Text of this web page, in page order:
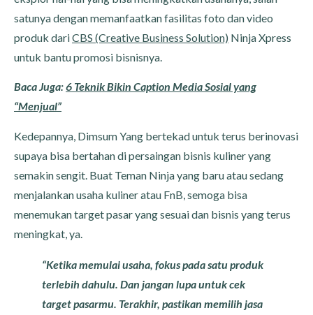
satunya dengan memanfaatkan fasilitas foto dan video
produk dariCBS (Creative Business Solution) Ninja Xpress
untuk bantu promosi bisnisnya.
Baca Juga:6 Teknik Bikin Caption Media Sosial yang
“Menjual”
Kedepannya, Dimsum Yang bertekad untuk terus berinovasi
supaya bisa bertahan di persaingan bisnis kuliner yang
semakin sengit. Buat Teman Ninja yang baru atau sedang
menjalankan usaha kuliner atau FnB, semoga bisa
menemukan target pasar yang sesuai dan bisnis yang terus
meningkat, ya.
“Ketika memulai usaha, fokus pada satu produk
terlebih dahulu. Dan jangan lupa untuk cek
target pasarmu. Terakhir, pastikan memilih jasa